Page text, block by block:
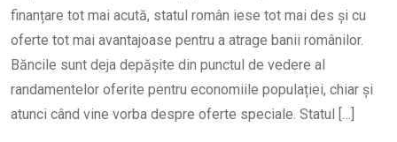
finanțare tot mai acută, statul român iese tot mai des și cu
oferte tot mai avantajoase pentru a atrage banii românilor.
Băncile sunt deja depășite din punctul de vedere al
randamentelor oferite pentru economiile populației, chiar și
atunci când vine vorba despre oferte speciale. Statul […]